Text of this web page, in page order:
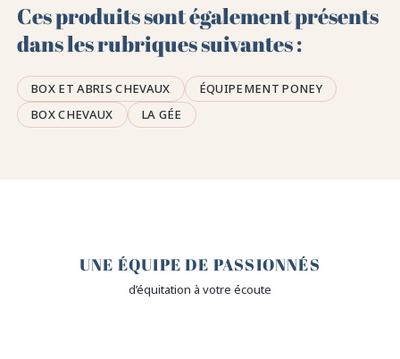
Ces produits sont également présents
dans les rubriques suivantes :
BOX ET ABRIS CHEVAUX
ÉQUIPEMENT PONEY
BOX CHEVAUX
LA GÉE
UNE ÉQUIPE DE PASSIONNÉS
d’équitation à votre écoute